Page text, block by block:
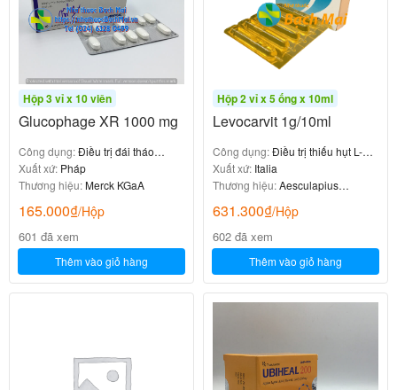
Hộp 3 vỉ x 10 viên
Glucophage XR 1000 mg
Công dụng:Điều trị đái tháo
đường
Xuất xứ: Pháp
Thương hiệu:Merck KGaA
165.000₫/Hộp
601 đã xem
Thêm vào giỏ hàng
Hộp 2 vỉ x 5 ống x 10ml
Levocarvit 1g/10ml
Công dụng:Điều trị thiếu hụt L-
carnitin
Xuất xứ: Italia
Thương hiệu:Aesculapius
631.300₫/Hộp
602 đã xem
Thêm vào giỏ hàng